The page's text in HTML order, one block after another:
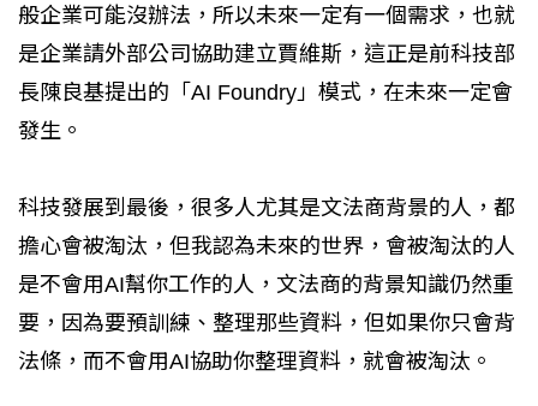
般企業可能沒辦法，所以未來一定有一個需求，也就
是企業請外部公司協助建立賈維斯，這正是前科技部
長陳良基提出的「AI Foundry」模式，在未來一定會
發生。
科技發展到最後，很多人尤其是文法商背景的人，都
擔心會被淘汰，但我認為未來的世界，會被淘汰的人
是不會用AI幫你工作的人，文法商的背景知識仍然重
要，因為要預訓練、整理那些資料，但如果你只會背
法條，而不會用AI協助你整理資料，就會被淘汰。